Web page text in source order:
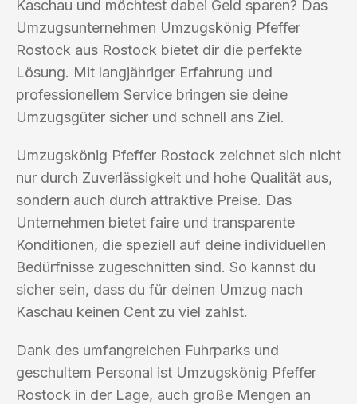
Kaschau und möchtest dabei Geld sparen? Das
Umzugsunternehmen Umzugskönig Pfeffer
Rostock aus Rostock bietet dir die perfekte
Lösung. Mit langjähriger Erfahrung und
professionellem Service bringen sie deine
Umzugsgüter sicher und schnell ans Ziel.
Umzugskönig Pfeffer Rostock zeichnet sich nicht
nur durch Zuverlässigkeit und hohe Qualität aus,
sondern auch durch attraktive Preise. Das
Unternehmen bietet faire und transparente
Konditionen, die speziell auf deine individuellen
Bedürfnisse zugeschnitten sind. So kannst du
sicher sein, dass du für deinen Umzug nach
Kaschau keinen Cent zu viel zahlst.
Dank des umfangreichen Fuhrparks und
geschultem Personal ist Umzugskönig Pfeffer
Rostock in der Lage, auch große Mengen an